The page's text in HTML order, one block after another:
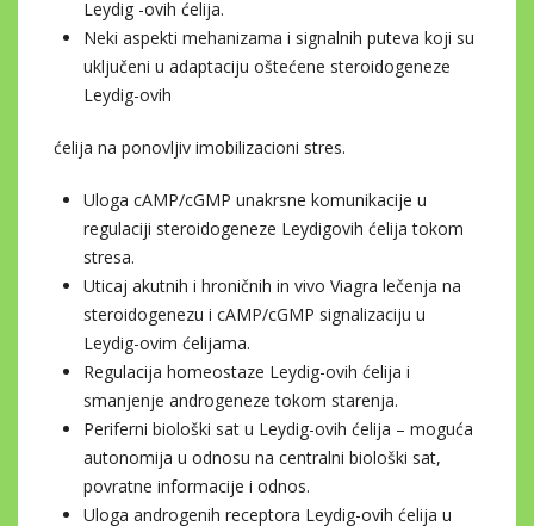
Leydig -ovih ćelija.
Neki aspekti mehanizama i signalnih puteva koji su
uključeni u adaptaciju oštećene steroidogeneze
Leydig-ovih
ćelija na ponovljiv imobilizacioni stres.
Uloga cAMP/cGMP unakrsne komunikacije u
regulaciji steroidogeneze Leydigovih ćelija tokom
stresa.
Uticaj akutnih i hroničnih in vivo Viagra lečenja na
steroidogenezu i cAMP/cGMP signalizaciju u
Leydig-ovim ćelijama.
Regulacija homeostaze Leydig-ovih ćelija i
smanjenje androgeneze tokom starenja.
Periferni biološki sat u Leydig-ovih ćelija – moguća
autonomija u odnosu na centralni biološki sat,
povratne informacije i odnos.
Uloga androgenih receptora Leydig-ovih ćelija u